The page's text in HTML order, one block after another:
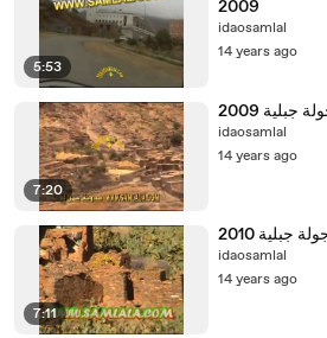
5:53
idaosamlal
14 years ago
7:20
idaosamlal
14 years ago
7:11
idaosamlal
14 years ago